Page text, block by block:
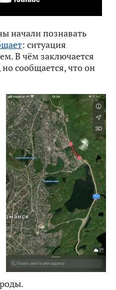
начали познавать
: ситуация
В чём заключается
сообщается, что он